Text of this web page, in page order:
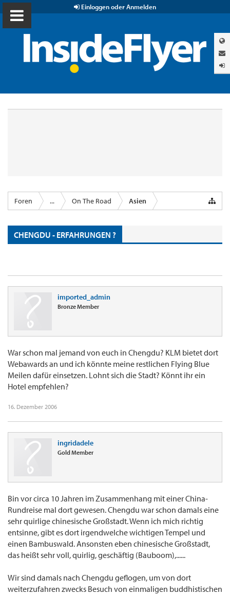
Einloggen oder Anmelden
Foren ... On The Road Asien
CHENGDU - ERFAHRUNGEN ?
imported_admin
Bronze Member
War schon mal jemand von euch in Chengdu? KLM bietet dort
Webawards an und ich könnte meine restlichen Flying Blue
Meilen dafür einsetzen. Lohnt sich die Stadt? Könnt ihr ein
Hotel empfehlen?
16. Dezember 2006
ingridadele
Gold Member
Bin vor circa 10 Jahren im Zusammenhang mit einer China-
Rundreise mal dort gewesen. Chengdu war schon damals eine
sehr quirlige chinesische Großstadt. Wenn ich mich richtig
entsinne, gibt es dort irgendwelche wichtigen Tempel und
einen Bambuswald. Ansonsten eben chinesische Großstadt,
das heißt sehr voll, quirlig, geschäftig (Bauboom),......
Wir sind damals nach Chengdu geflogen, um von dort
weiterzufahren zwecks Besuch von einmaligen buddhistischen